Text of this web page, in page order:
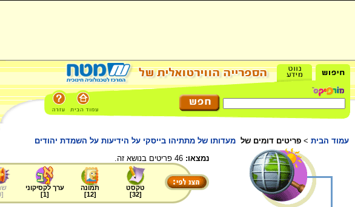
עמוד הבית > פריטים דומים של מעדותו של מתתיהו בייסקי על הידיעות על השמדת יהודים
נמצאו:
טקסט
[
32
]
תמונה
[
12
]
ערך לקסיקוני
[
1
]
[